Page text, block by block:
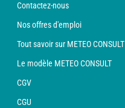
Contactez-nous
Nos offres d'emploi
Tout savoir sur METEO CONSULT
Le modèle METEO CONSULT
CGV
CGU